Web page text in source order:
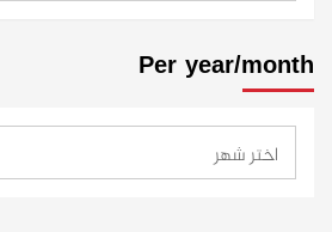
Per year/month